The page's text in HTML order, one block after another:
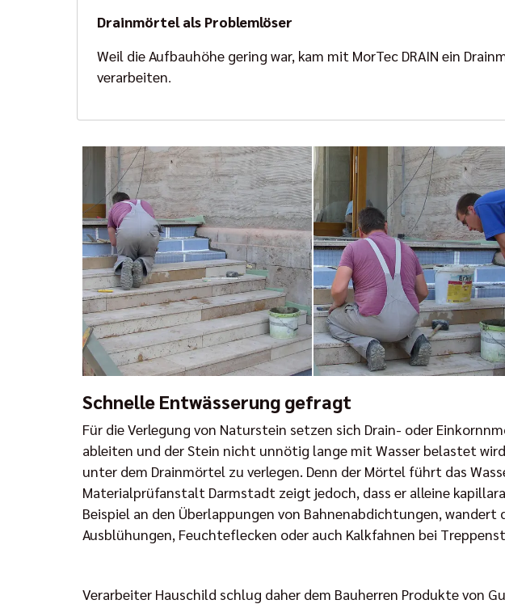
Drainmörtel als Problemlöser
Weil die Aufbauhöhe gering war, kam mit MorTec DRAIN ein
verarbeiten.
Schnelle Entwässerung gefragt
Für die Verlegung von Naturstein setzen sich Drain- oder
ableiten und der Stein nicht unnötig lange mit Wasser belastet
unter dem Drainmörtel zu verlegen. Denn der Mörtel führt das
Materialprüfanstalt Darmstadt zeigt jedoch, dass er alleine
Beispiel an den Überlappungen von Bahnenabdichtungen,
Ausblühungen, Feuchteflecken oder auch Kalkfahnen bei
Verarbeiter Hauschild schlug daher dem Bauherren Produkte von